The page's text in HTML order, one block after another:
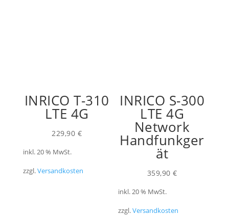
INRICO T-310
LTE 4G
229,90 €
inkl. 20 % MwSt.
zzgl.Versandkosten
INRICO S-300
LTE 4G
Network
Handfunkger
ät
359,90€
inkl. 20 % MwSt.
zzgl.Versandkosten